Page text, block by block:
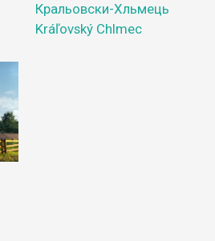
Кральовски-Хльмець
Kráľovský Chlmec